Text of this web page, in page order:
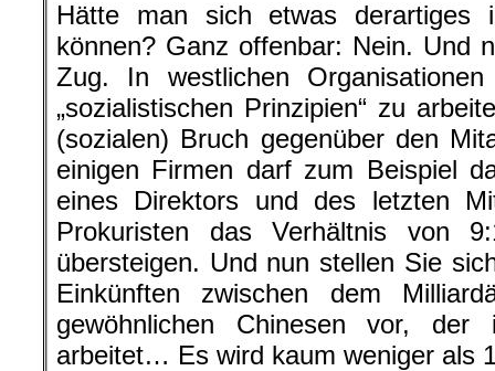
Hätte man sich etwas derartiges
können? Ganz offenbar: Nein. Und
Zug. In westlichen
„sozialistischen Prinzipien“ zu
(sozialen) Bruch gegenüber den
einigen Firmen darf zum Beispiel
eines Direktors und des letzten
Prokuristen das Verhältnis von
übersteigen. Und nun stellen Sie
Einkünften zwischen dem
gewöhnlichen Chinesen vor, der
arbeitet… Es wird kaum weniger als